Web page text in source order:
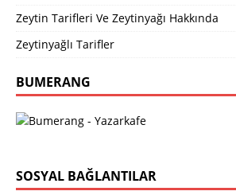
Zeytin Tarifleri Ve Zeytinyağı Hakkında
Zeytinyağlı Tarifler
BUMERANG
SOSYAL BAĞLANTILAR